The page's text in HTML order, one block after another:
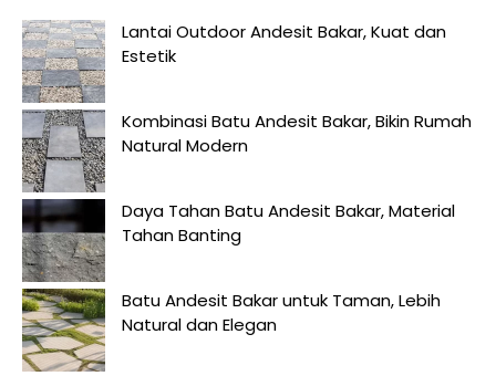
Lantai Outdoor Andesit Bakar, Kuat dan
Estetik
Kombinasi Batu Andesit Bakar, Bikin Rumah
Natural Modern
Daya Tahan Batu Andesit Bakar, Material
Tahan Banting
Batu Andesit Bakar untuk Taman, Lebih
Natural dan Elegan